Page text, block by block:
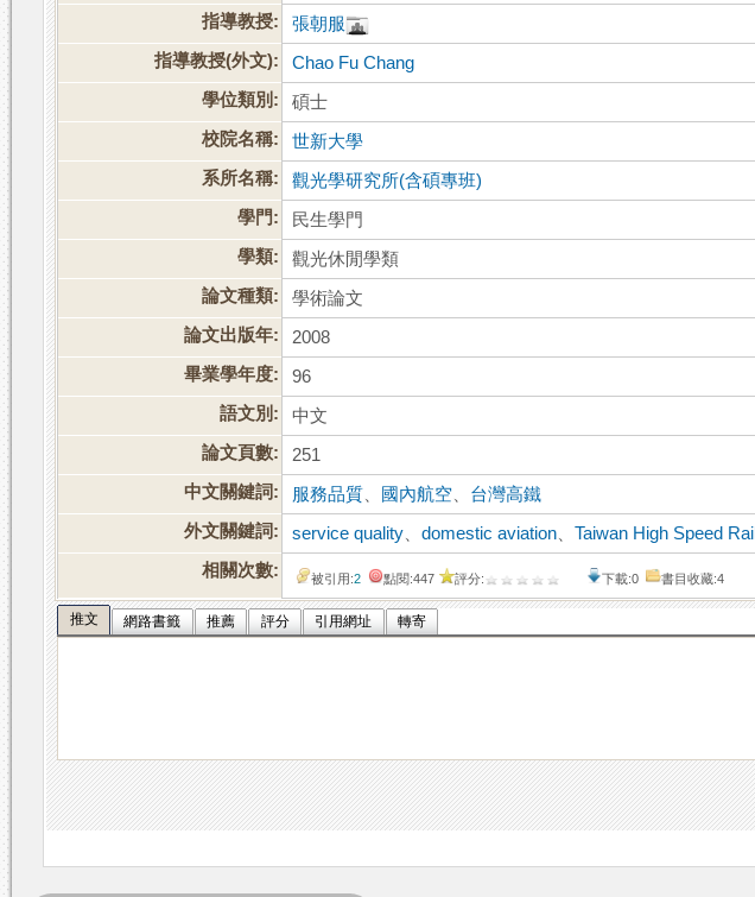
指導教授:
張朝服
指導教授(外文):
Chao Fu Chang
學位類別:
碩士
校院名稱:
世新大學
系所名稱:
觀光學研究所(含碩專班)
學門:
民生學門
學類:
觀光休閒學類
論文種類:
學術論文
論文出版年:
2008
畢業學年度:
96
語文別:
中文
論文頁數:
251
中文關鍵詞:
服務品質 國內航空
台灣高鐵
外文關鍵詞:
service quality 、domestic aviation 、Taiwan High Speed Rail
相關次數:
被引用:2 點閱:447 評分: 下載:0 書目收藏:4
推文 網路書籤 推薦 評分 引用網址 轉寄